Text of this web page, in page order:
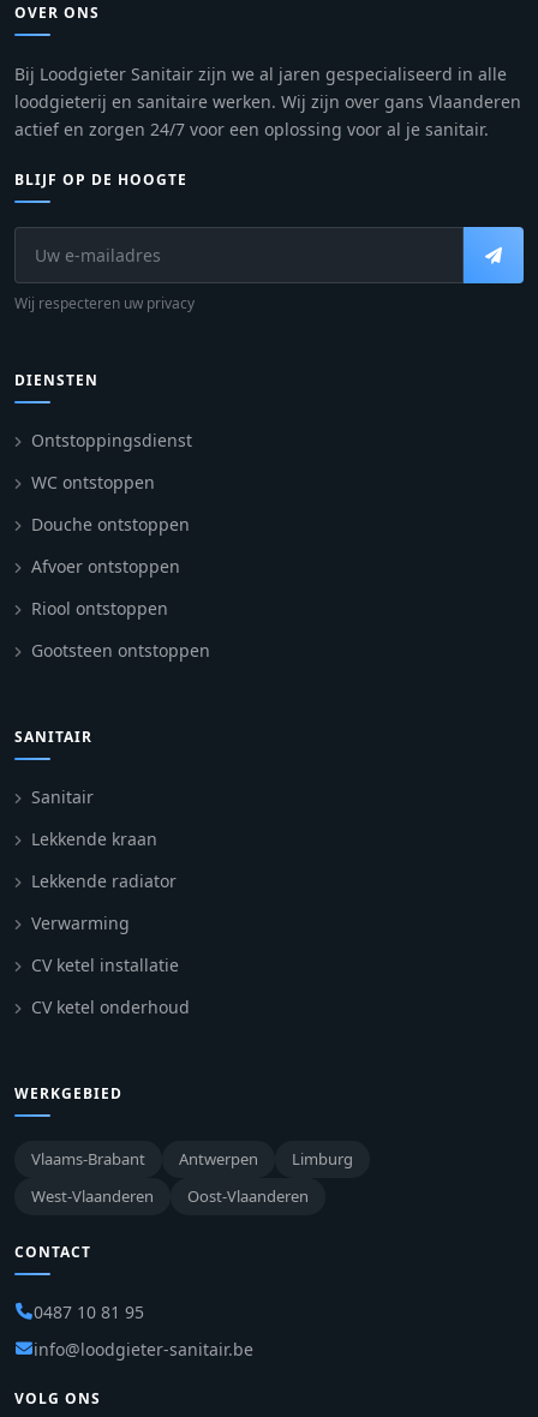
OVER ONS
Bij Loodgieter Sanitair zijn we al jaren gespecialiseerd in alle
loodgieterij en sanitaire werken. Wij zijn over gans Vlaanderen
actief en zorgen 24/7 voor een oplossing voor al je sanitair.
BLIJF OP DE HOOGTE
Wij respecteren uw privacy
DIENSTEN
Ontstoppingsdienst
WC ontstoppen
Douche ontstoppen
Afvoer ontstoppen
Riool ontstoppen
Gootsteen ontstoppen
SANITAIR
Sanitair
Lekkende kraan
Lekkende radiator
Verwarming
CV ketel installatie
CV ketel onderhoud
WERKGEBIED
Vlaams-Brabant Antwerpen
Limburg
West-Vlaanderen
Oost-Vlaanderen
CONTACT
0487 10 81 95
info@loodgieter-sanitair.be
VOLG ONS